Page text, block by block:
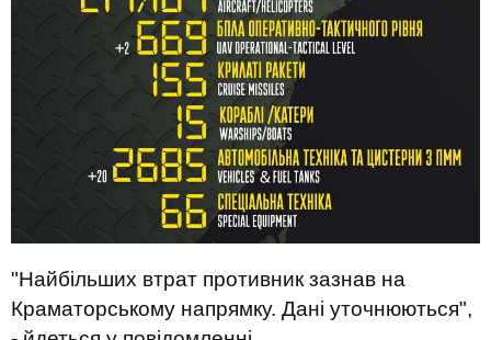
"Найбільших втрат противник зазнав на
Краматорському напрямку. Дані уточнюються",